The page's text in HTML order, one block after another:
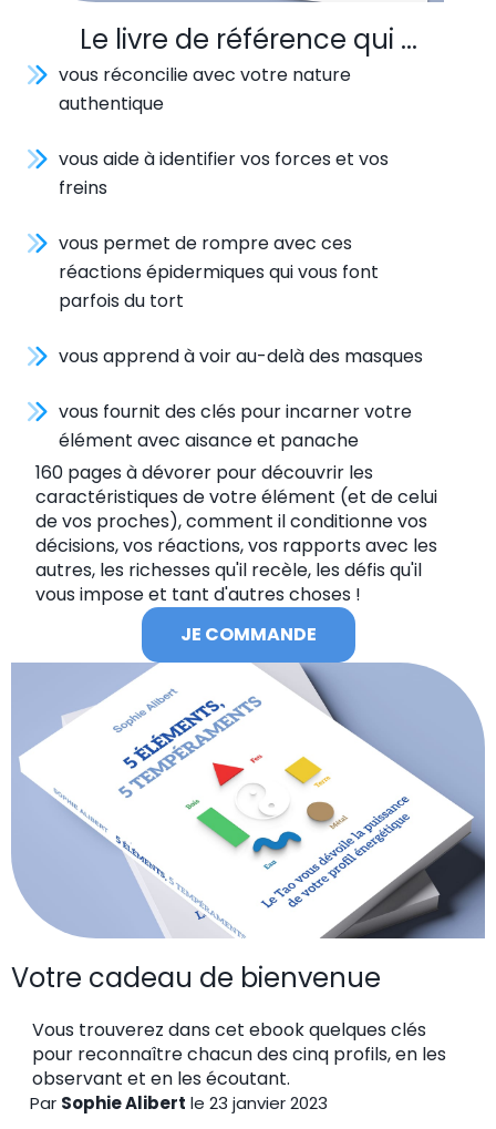
Le livre de référence qui ...
vous réconcilie avec votre nature
authentique
vous aide à identifier vos forces et vos
freins
vous permet de rompre avec ces
réactions épidermiques qui vous font
parfois du tort
vous apprend à voir au-delà des masques
vous fournit des clés pour incarner votre
élément avec aisance et panache
160 pages à dévorer pour découvrir les
caractéristiques de votre élément (et de celui
de vos proches), comment il conditionne vos
décisions, vos réactions, vos rapports avec les
autres, les richesses qu'il recèle, les défis qu'il
vous impose et tant d'autres choses !
JE COMMANDE
Votre cadeau de bienvenue
Vous trouverez dans cet ebook quelques clés
pour reconnaître chacun des cinq profils, en les
observant et en les écoutant.
Par Sophie Alibert le 23 janvier 2023